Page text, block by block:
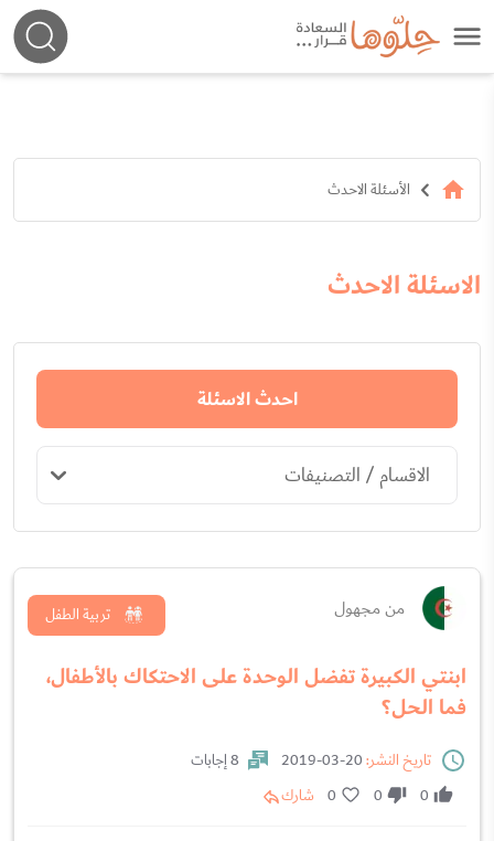
الأسئلة الاحدث
الاسئلة الاحدث
احدث الاسئلة
الاقسام / التصنيفات
من مجهول
ابنتي الكبيرة تفضل الوحدة على الاحتكاك بالأطفال،
فما الحل؟
تربية الطفل
تاريخ النشر:
8 إجابات
0
0
0 شارك